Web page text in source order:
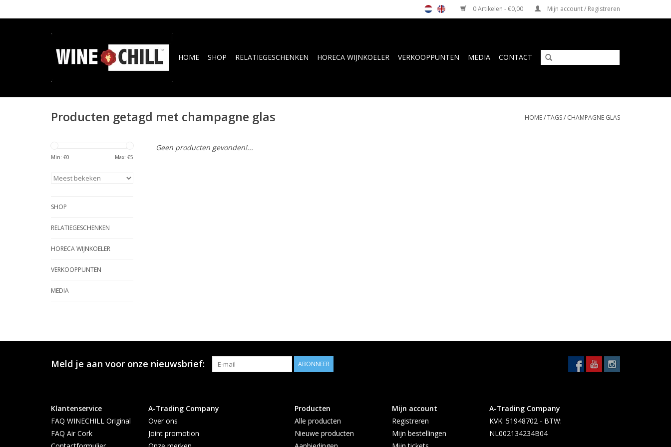
0 Artikelen - €0,00 Mijn account / Registreren
HOME SHOP RELATIEGESCHENKEN HORECA WIJNKOELER VERKOOPPUNTEN MEDIA CONTACT
Producten getagd met champagne glas HOME/TAGS/ CHAMPAGNE GLAS
Min: €0 Max: €5
SHOP
RELATIEGESCHENKEN
HORECA WIJNKOELER
VERKOOPPUNTEN
MEDIA
Geen producten gevonden!...
Meld je aan voor onze nieuwsbrief: ABONNEER
Klantenservice
FAQ WINECHILL Original
FAQ Air Cork
A-Trading Company
Over ons
Joint promotion
Producten
Alle producten
Nieuwe producten
Mijn account
Registreren
Mijn bestellingen
A-Trading Company
KVK: 51948702 - BTW:
NL002134234B04